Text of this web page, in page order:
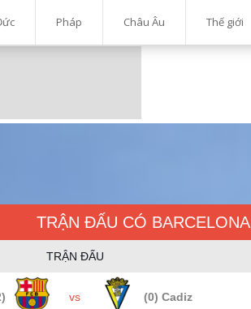
Pháp Châu Âu Thế giới
TRẬN ĐẤU CÓ BARCELONA
TRẬN ĐẤU
vs (0) Cadiz